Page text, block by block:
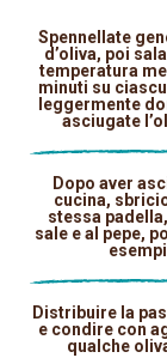
Spennellate
d’oliva, poi
temperatura
minuti su
leggermente
asciugate
Dopo aver
cucina,
stessa
sale e al pepe,
Distribuire la
e condire con
qualche